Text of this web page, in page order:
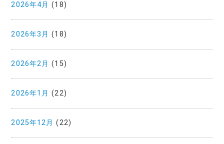
2026年4月 (18)
2026年3月 (18)
2026年2月 (15)
2026年1月 (22)
2025年12月 (22)